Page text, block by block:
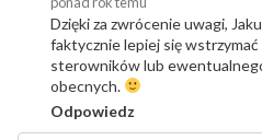
Dzięki za zwrócenie uwagi,
faktycznie lepiej się
sterowników lub
obecnych.
Odpowiedz